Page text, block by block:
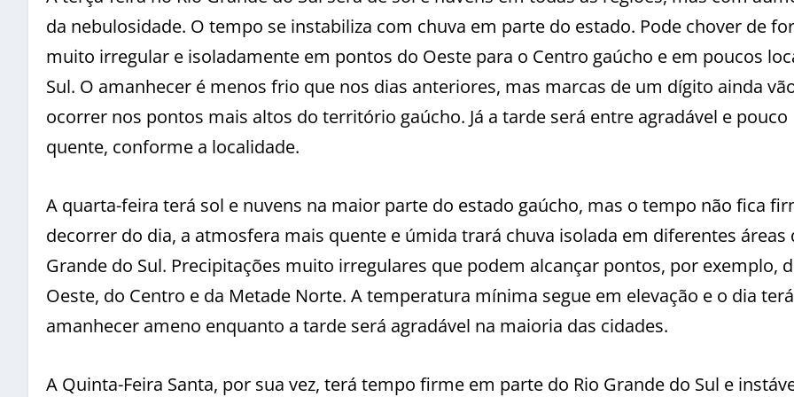
da nebulosidade. O tempo se instabiliza com chuva em parte do estado. Pode chover de
muito irregular e isoladamente em pontos do Oeste para o Centro gaúcho e em poucos
Sul. O amanhecer é menos frio que nos dias anteriores, mas marcas de um dígito ainda
ocorrer nos pontos mais altos do território gaúcho. Já a tarde será entre agradável e pouco
quente, conforme a localidade.
A quarta-feira terá sol e nuvens na maior parte do estado gaúcho, mas o tempo não fica
decorrer do dia, a atmosfera mais quente e úmida trará chuva isolada em diferentes áreas
Grande do Sul. Precipitações muito irregulares que podem alcançar pontos, por exemplo,
Oeste, do Centro e da Metade Norte. A temperatura mínima segue em elevação e o dia
amanhecer ameno enquanto a tarde será agradável na maioria das cidades.
A Quinta-Feira Santa, por sua vez, terá tempo firme em parte do Rio Grande do Sul e